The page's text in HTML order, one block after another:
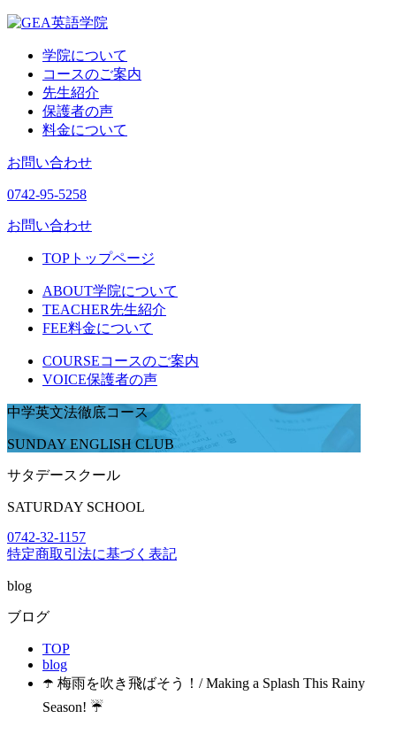
学院について
コースのご案内
先生紹介
保護者の声
料金について
お問い合わせ
0742-95-5258
お問い合わせ
TOP トップページ
ABOUT学院について
TEACHER先生紹介
FEE料金について
COURSEコースのご案内
VOICE保護者の声
中学英文法徹底コース
SUNDAY ENGLISH CLUB
サタデースクール
SATURDAY SCHOOL
0742-32-1157
特定商取引法に基づく表記
blog
ブログ
TOP
blog
☂️ 梅雨を吹き飛ばそう！/ Making a Splash This Rainy
Season! ☔